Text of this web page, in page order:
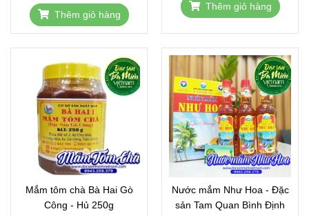
Thêm giỏ hàng
Thêm giỏ hàng
Mắm tôm chà Bà Hai Gò
Công - Hủ 250g
Nước mắm Như Hoa - Đặc
sản Tam Quan Bình Định